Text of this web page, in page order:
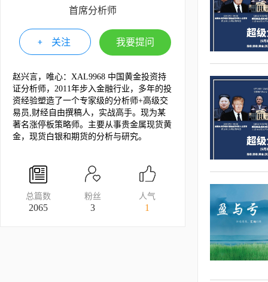
首席分析师
关注 我要提问
赵兴言，唯心：XAL9968 中国黄金投资持
证分析师，2011年步入金融行业，多年的投
资经验塑造了一个专家级的分析师+高级交
易员,财经自由撰稿人，实战高手。现为某
著名涨停板策略师。主要从事贵金属现货黄
金，现货白银和期货的分析与研究。
总篇数
2065
粉丝
3
人气
1